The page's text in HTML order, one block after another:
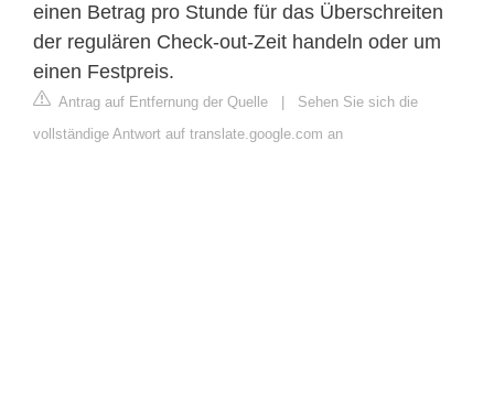
einen Betrag pro Stunde für das Überschreiten
der regulären Check-out-Zeit handeln oder um
einen Festpreis.
Antrag auf Entfernung der Quelle | Sehen Sie sich die
vollständige Antwort auf translate.google.com an